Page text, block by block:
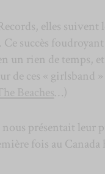
elles
. Ce succès
un rien de temps,
de ces « girlsband
Beaches…)
nous présentait leur
fois au Canada